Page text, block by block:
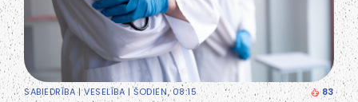
SABIEDRĪBA|VESELĪBA | ŠODIEN, 08:15 83